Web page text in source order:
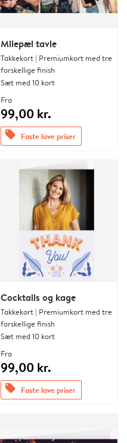
Milepæl tavle
Takkekort | Premiumkort med tre
forskellige finish
Sæt med 10 kort
Fra
99,00 kr.
offers Faste lave priser
Cocktails og kage
Takkekort | Premiumkort med tre
forskellige finish
Sæt med 10 kort
Fra
99,00 kr.
offers Faste lave priser